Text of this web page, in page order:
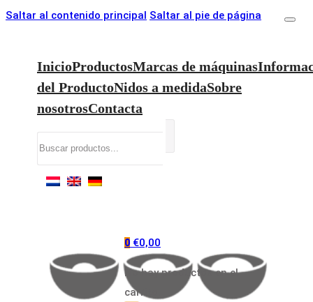
Saltar al contenido principal Saltar al pie de página
InicioProductosMarcas de máquinas
del ProductoNidos a medidaSobre
nosotrosContacta
0 €0,00
No hay productos en el
carrito.